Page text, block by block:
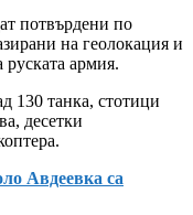
потвърдени по
на геолокация и
армия.
130 танка, стотици
десетки
Авдеевка са